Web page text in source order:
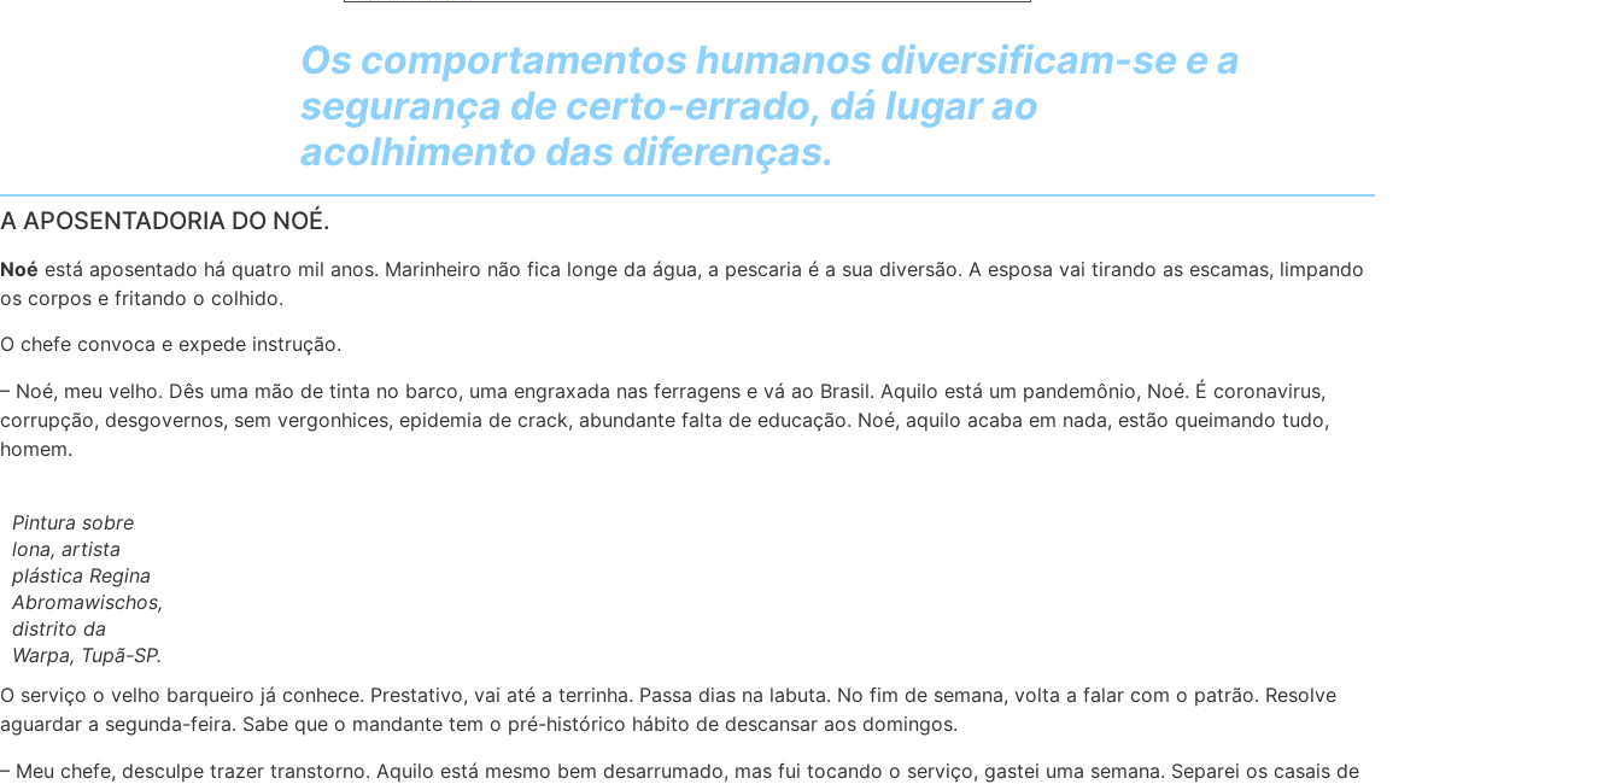
Os comportamentos humanos diversificam-se e a
segurança de certo-errado, dá lugar ao
acolhimento das diferenças.
A APOSENTADORIA DO NOÉ.
Noé está aposentado há quatro mil anos. Marinheiro não fica longe da água, a pescaria é a sua diversão. A esposa vai tirando as escamas, limpando
os corpos e fritando o colhido.
O chefe convoca e expede instrução.
– Noé, meu velho. Dês uma mão de tinta no barco, uma engraxada nas ferragens e vá ao Brasil. Aquilo está um pandemônio, Noé. É coronavirus,
corrupção, desgovernos, sem vergonhices, epidemia de crack, abundante falta de educação. Noé, aquilo acaba em nada, estão queimando tudo,
homem.
Pintura sobre
lona, artista
plástica Regina
Abromawischos,
distrito da
Warpa, Tupã-SP.
O serviço o velho barqueiro já conhece. Prestativo, vai até a terrinha. Passa dias na labuta. No fim de semana, volta a falar com o patrão. Resolve
aguardar a segunda-feira. Sabe que o mandante tem o pré-histórico hábito de descansar aos domingos.
– Meu chefe, desculpe trazer transtorno. Aquilo está mesmo bem desarrumado, mas fui tocando o serviço, gastei uma semana. Separei os casais de